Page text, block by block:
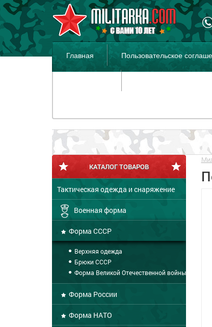
Главная Пользовательское
КАТАЛОГ ТОВАРОВ
Тактическая одежда и снаряжение
Военная форма
Форма СССР
Верхняя одежда
Брюки СССР
Форма Великой Отечественной войны
Форма России
Форма НАТО